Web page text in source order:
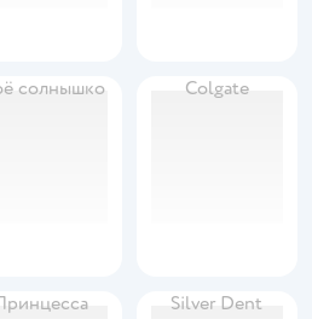
солнышко Colgate
Silver Dent